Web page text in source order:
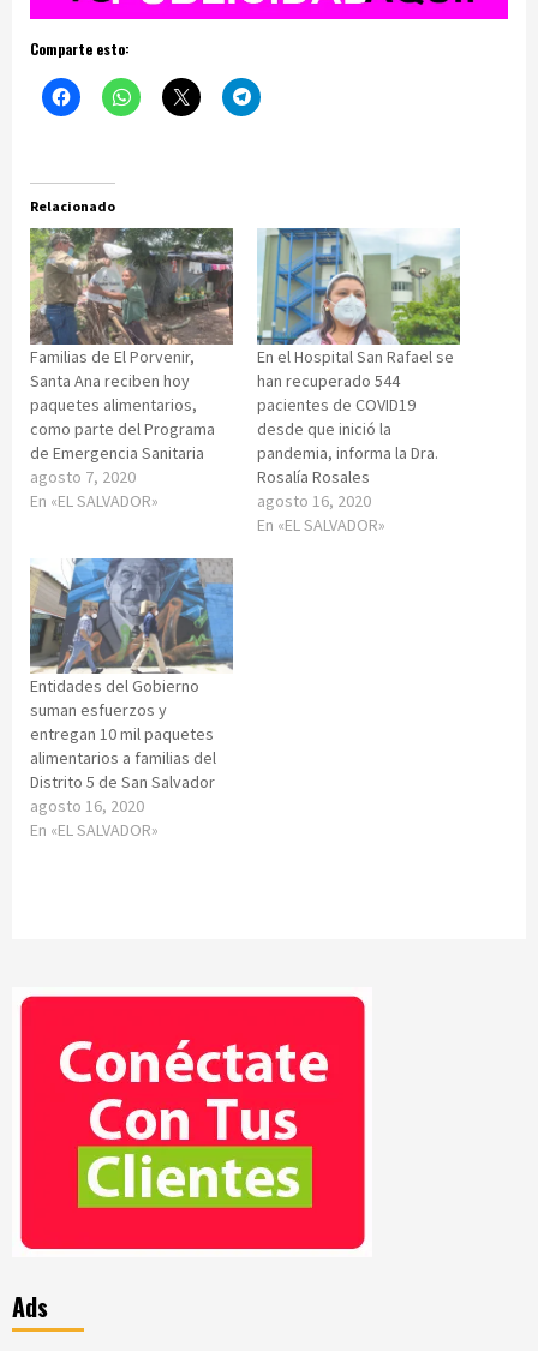
Comparte esto:
Relacionado
Familias de El Porvenir,
Santa Ana reciben hoy
paquetes alimentarios,
como parte del Programa
de Emergencia Sanitaria
agosto 7, 2020
En «EL SALVADOR»
En el Hospital San Rafael se
han recuperado 544
pacientes de COVID19
desde que inició la
pandemia, informa la Dra.
Rosalía Rosales
agosto 16, 2020
En «EL SALVADOR»
Entidades del Gobierno
suman esfuerzos y
entregan 10 mil paquetes
alimentarios a familias del
Distrito 5 de San Salvador
agosto 16, 2020
En «EL SALVADOR»
Ads